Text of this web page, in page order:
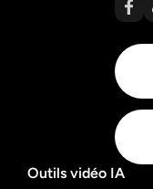
Outils vidéo IA